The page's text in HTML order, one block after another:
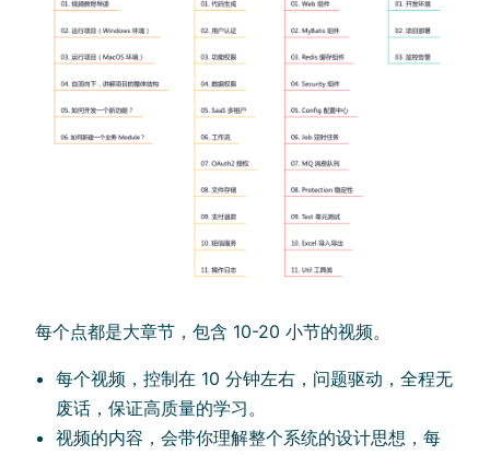
每个点都是大章节，包含 10-20 小节的视频。
每个视频，控制在 10 分钟左右，问题驱动，全程无
废话，保证高质量的学习。
视频的内容，会带你理解整个系统的设计思想，每